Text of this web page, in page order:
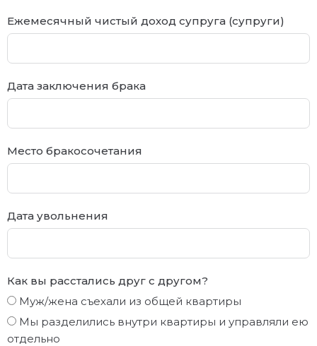
Ежемесячный чистый доход супруга (супруги)
Дата заключения брака
Место бракосочетания
Дата увольнения
Как вы расстались друг с другом?
Муж/жена съехали из общей квартиры
Мы разделились внутри квартиры и управляли ею
отдельно